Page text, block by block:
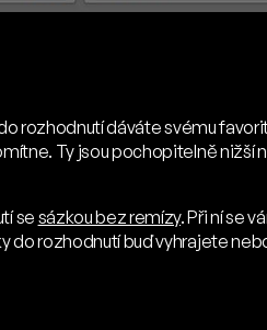
rozhodnutí dáváte svému
Ty jsou pochopitelně nižší
se sázkou bez remízy. Při ní se
do rozhodnutí buď vyhrajete